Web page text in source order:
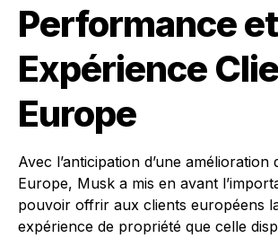
Performance et
Expérience
Europe
Avec l’anticipation d’une amélioration
Europe, Musk a mis en avant
pouvoir offrir aux clients européens
expérience de propriété que celle